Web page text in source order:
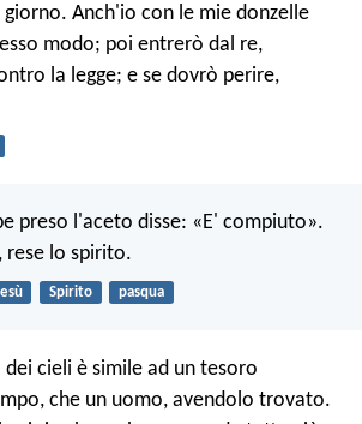
Anch'io con le mie donzelle
modo; poi entrerò dal re,
la legge; e se dovrò perire,
preso l'aceto disse: «E' compiuto».
rese lo spirito.
Spirito pasqua
cieli è simile ad un tesoro
che un uomo, avendolo trovato.